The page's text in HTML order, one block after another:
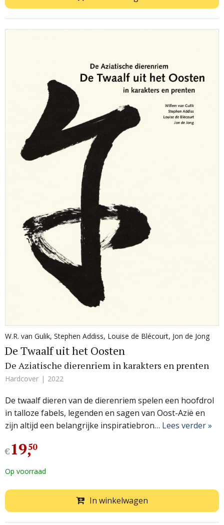
W.R. van Gulik, Stephen Addiss, Louise de Blécourt, Jon de Jong
De Twaalf uit het Oosten
De Aziatische dierenriem in karakters en prenten
Hardcover 2022
De twaalf dieren van de dierenriem spelen een hoofdrol
in talloze fabels, legenden en sagen van Oost-Azië en
zijn altijd een belangrijke inspiratiebron… Lees verder »
€19,
50
Op voorraad
In winkelwagen